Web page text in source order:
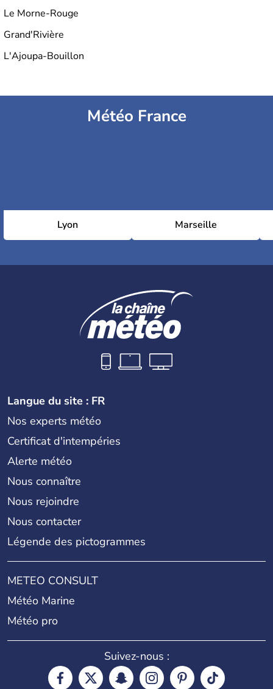
Plage du Prêcheur
Le Morne-Rouge
Grand'Rivière
L'Ajoupa-Bouillon
Météo France
Lyon Marseille
Langue du site : FR
Nos experts météo
Certificat d'intempéries
Alerte météo
Nous connaître
Nous rejoindre
Nous contacter
Légende des pictogrammes
METEO CONSULT
Météo Marine
Météo pro
Suivez-nous :